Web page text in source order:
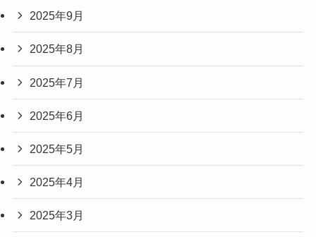
2025年9月
2025年8月
2025年7月
2025年6月
2025年5月
2025年4月
2025年3月